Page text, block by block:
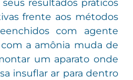
resultados práticos
frente aos métodos
com agente
a amônia muda de
um aparato onde
insuflar ar para dentro